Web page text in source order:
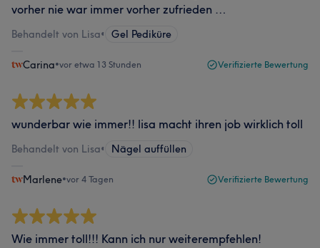
vorher nie war immer vorher zufrieden …
Behandelt von Lisa• Gel Pediküre
Carina•vor etwa 13 Stunden Verifizierte Bewertung
wunderbar wie immer!! lisa macht ihren job wirklich toll
Behandelt von Lisa• Nägel auffüllen
Marlene•vor 4 Tagen Verifizierte Bewertung
Wie immer toll!!! Kann ich nur weiterempfehlen!